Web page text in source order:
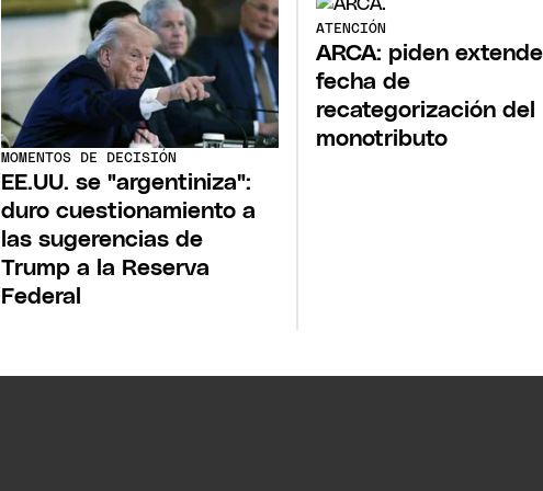
MOMENTOS DE DECISIÓN
EE.UU. se "argentiniza":
duro cuestionamiento a
las sugerencias de
Trump a la Reserva
Federal
ATENCIÓN
ARCA: piden
fecha de
recategorización del
monotributo